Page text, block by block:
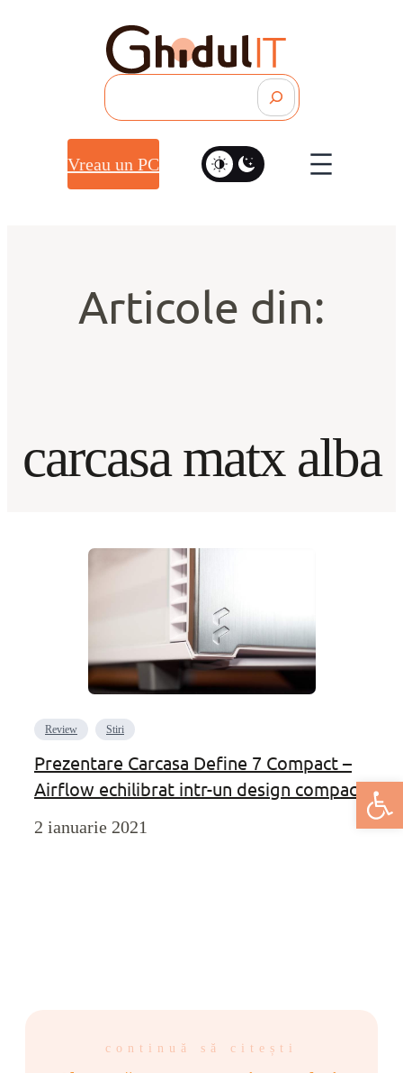
Deschide
Vreau un PC
Articole din:
carcasa matx alba
Review Stiri
Prezentare Carcasa Define 7 Compact –
Airflow echilibrat intr-un design compact
2 ianuarie 2021
continuă să citești